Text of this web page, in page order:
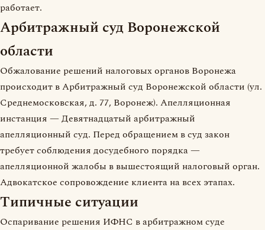
работает.
Арбитражный суд Воронежской
области
Обжалование решений налоговых органов Воронежа
происходит в Арбитражный суд Воронежской области (ул.
Среднемосковская, д. 77, Воронеж). Апелляционная
инстанция — Девятнадцатый арбитражный
апелляционный суд. Перед обращением в суд закон
требует соблюдения досудебного порядка —
апелляционной жалобы в вышестоящий налоговый орган.
Адвокатское сопровождение клиента на всех этапах.
Типичные ситуации
Оспаривание решения ИФНС в арбитражном суде